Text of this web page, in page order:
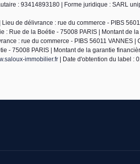
: 93414893180 | Forme juridique : SARL
de délivrance : rue du commerce - PIBS
Rue de la Boétie - 75008 PARIS | Montant de
: rue du commerce - PIBS 56011 VANNES |
- 75008 PARIS | Montant de la garantie
immobilier.fr | Date d'obtention du label :